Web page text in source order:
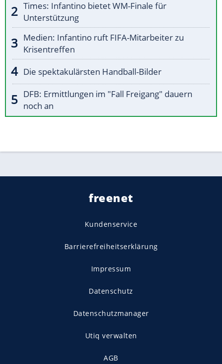
Times: Infantino bietet WM-Finale für
Unterstützung
Medien: Infantino ruft FIFA-Mitarbeiter zu
Krisentreffen
Die spektakulärsten Handball-Bilder
DFB: Ermittlungen im "Fall Freigang" dauern
noch an
freenet
Kundenservice
Barrierefreiheitserklärung
Impressum
Datenschutz
Datenschutzmanager
Utiq verwalten
AGB